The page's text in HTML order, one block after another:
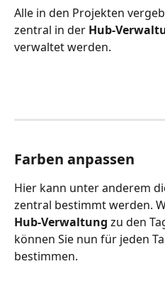
Alle in den Projekten
zentral in der Hub-
verwaltet werden.
Farben anpassen
Hier kann unter anderem
zentral bestimmt werden.
Hub-Verwaltung zu den
können Sie nun für jeden
bestimmen.